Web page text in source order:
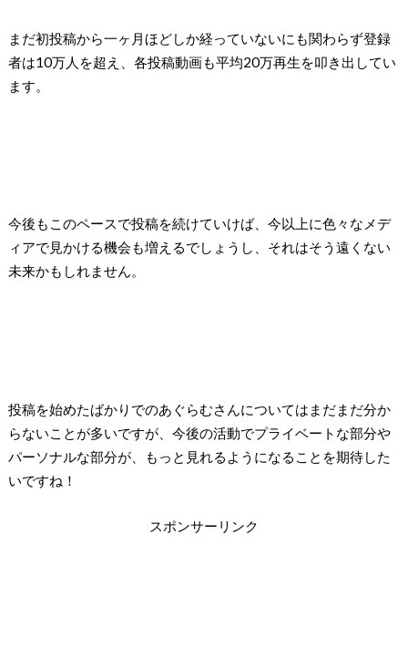
まだ初投稿から一ヶ月ほどしか経っていないにも関わらず登録
者は10万人を超え、各投稿動画も平均20万再生を叩き出してい
ます。
今後もこのペースで投稿を続けていけば、今以上に色々なメデ
ィアで見かける機会も増えるでしょうし、それはそう遠くない
未来かもしれません。
投稿を始めたばかりでのあぐらむさんについてはまだまだ分か
らないことが多いですが、今後の活動でプライベートな部分や
パーソナルな部分が、もっと見れるようになることを期待した
いですね！
スポンサーリンク